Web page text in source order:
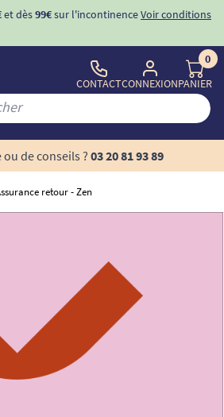
et dès99€sur l'incontinenceVoir conditions
CONTACTCONNEXION
0
PANIER
de conseils ?03 20 81 93 89
retour - Zen